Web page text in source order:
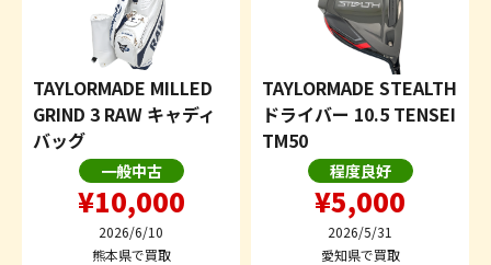
TAYLORMADE MILLED
GRIND 3 RAW キャディ
バッグ
一般中古
¥10,000
2026/6/10
熊本県で買取
TAYLORMADE STEALTH
ドライバー 10.5 TENSEI
TM50
程度良好
¥5,000
2026/5/31
愛知県で買取